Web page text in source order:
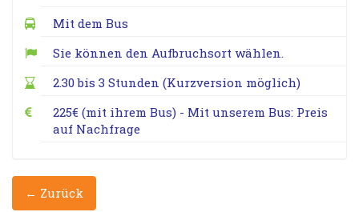
Mit dem Bus
Sie können den Aufbruchsort wählen.
2.30 bis 3 Stunden (Kurzversion möglich)
225€ (mit ihrem Bus) - Mit unserem Bus: Preis
auf Nachfrage
← Zurück